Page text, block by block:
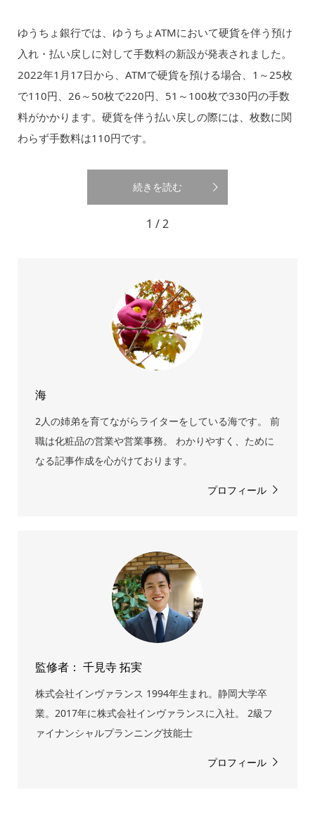
ゆうちょ銀行では、ゆうちょATMにおいて硬貨を伴う預け
入れ・払い戻しに対して手数料の新設が発表されました。
2022年1月17日から、ATMで硬貨を預ける場合、1～25枚
で110円、26～50枚で220円、51～100枚で330円の手数
料がかかります。硬貨を伴う払い戻しの際には、枚数に関
わらず手数料は110円です。
続きを読む
1 / 2
海
2人の姉弟を育てながらライターをしている海です。 前
職は化粧品の営業や営業事務。 わかりやすく、ために
なる記事作成を心がけております。
プロフィール
監修者： 千見寺 拓実
株式会社インヴァランス 1994年生まれ。静岡大学卒
業。2017年に株式会社インヴァランスに入社。 2級フ
ァイナンシャルプランニング技能士
プロフィール